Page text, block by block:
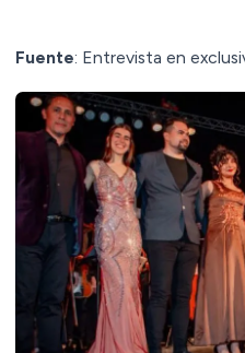
Fuente: Entrevista en